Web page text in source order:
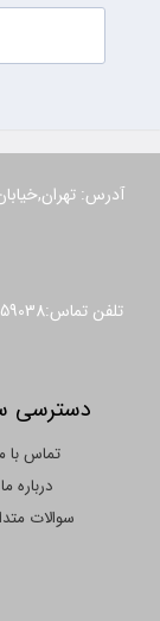
آدرس:
تلفن تماس:55459038-021 55459022-021 09126883974
دسترسی
تماس با
درباره ما
سوالات